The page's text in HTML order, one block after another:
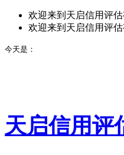
欢迎来到天启信用评
欢迎来到天启信用评
今天是：
天启信用评